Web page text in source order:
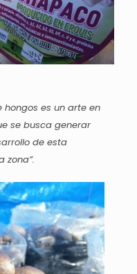
hongos es un arte en
se busca generar
de esta
zona”.